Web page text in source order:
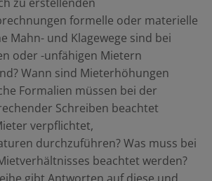
formelle oder materielle
Mahn- und Klagewege sind bei
oder -unfähigen Mietern
Wann sind Mieterhöhungen
Formalien müssen bei der
Schreiben beachtet
verpflichtet,
durchzuführen? Was muss bei
beachtet werden?